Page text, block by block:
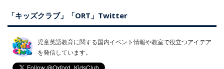
「キッズクラブ」「ORT」Twitter
児童英語教育に関する国内イベント情報や教室で役立つアイデア
を発信しています。